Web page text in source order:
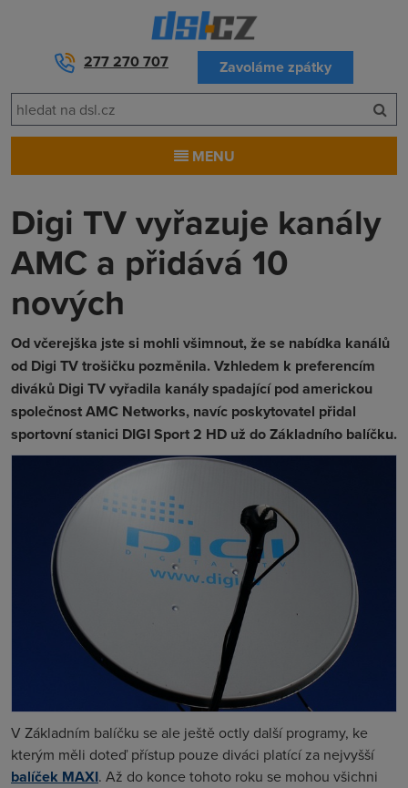
277 270 707 Zavoláme zpátky
MENU
Digi TV vyřazuje kanály
AMC a přidává 10
nových
Od včerejška jste si mohli všimnout, že se nabídka kanálů
od Digi TV trošičku pozměnila. Vzhledem k preferencím
diváků Digi TV vyřadila kanály spadající pod americkou
společnost AMC Networks, navíc poskytovatel přidal
sportovní stanici DIGI Sport 2 HD už do Základního balíčku.
V Základním balíčku se ale ještě octly další programy, ke
kterým měli doteď přístup pouze diváci platící za nejvyšší
balíček MAXI. Až do konce tohoto roku se mohou všichni